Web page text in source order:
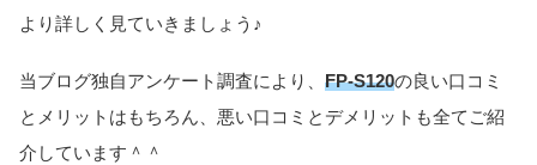
より詳しく見ていきましょう♪
当ブログ独自アンケート調査により、 FP-S120の良い口コミ
とメリットはもちろん、悪い口コミとデメリットも全てご紹
介しています＾＾